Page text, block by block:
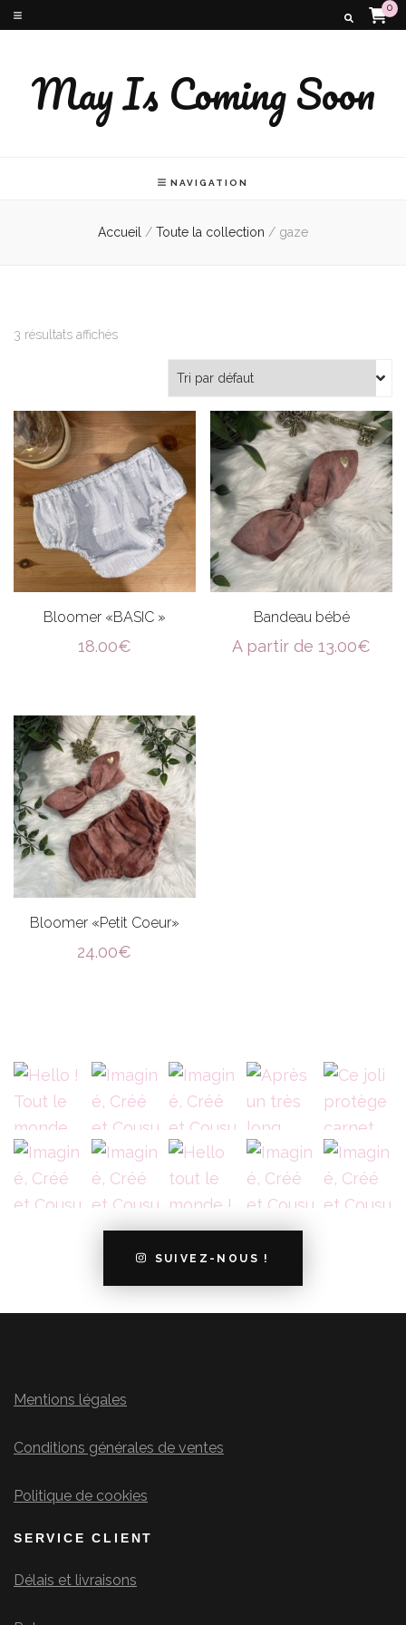
0
May Is Coming Soon
NAVIGATION
Accueil / Toute la collection / gaze
3 résultats affichés
Bloomer «BASIC »
18.00€
Bandeau bébé
A partir de13.00€
Bloomer «Petit Coeur»
24.00€
SUIVEZ-NOUS !
Mentions légales
Conditions générales de ventes
Politique de cookies
SERVICE CLIENT
Délais et livraisons